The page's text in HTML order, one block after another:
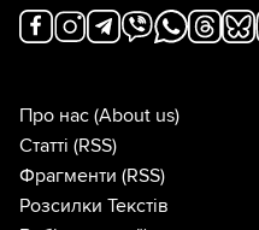
Про нас (About us)
Статті (RSS)
Фрагменти (RSS)
Розсилки Текстів